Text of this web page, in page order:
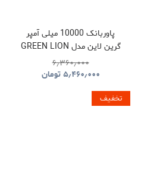
پاوربانک 10000 میلی آمپر
گرین لاین مدل GREEN LION
GNLEZ10KPBBK
۶٫۳۶۰٫۰۰۰
۵٫۴۶۰٫۰۰۰تومان
تخفیف